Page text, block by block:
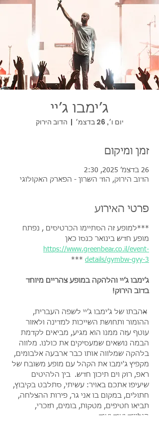
ג׳ימבו ג׳יי
יום ו׳, 26 בדצמ׳
  |
הדוב הירוק
זמן ומיקום
26 בדצמ׳ 2025, 2:30
הדוב הירוק, הוד השרון - הפארק האקולוגי
פרטי האירוע
***למופע זה הסתיימו הכרטיסים , נפתח
מופע חדש בינואר כנסו כאן
https://www.greenbear.co.il/event-
details/gymbw-gyy-3
***
ג׳ימבו ג׳יי והלהקה במופע צהריים מיוחד
בדוב הירוק!
אהבתו של ג׳ימבו ג׳יי לשפה העברית,
ההומור ותחושת השייכות למדינה ולאזור
עוטף עזה ממנו הוא מגיע, מביאים לקדמת
הבמה נושאים שמעסיקים את כולנו. מלווה
בלהקה שמלווה אותו כבר ארבעה אלבומים,
מקפיץ ג'ימבו את הקהל עם מופע משובח של
ראפ, רוק וים תיכון חדש.  בין הלהיטים
שיעיפו אתכם באויר: עשיתי, סתלבט בקיבוץ,
חתולים, במקום בו אני גר, פירות ההצלחה,
תביאו חטיפים, מטקות, בומים, תזכרי,
הוליווד ועוד ועוד...